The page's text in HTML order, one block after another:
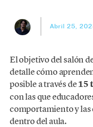
Abril 25,
El objetivo del salón
detalle cómo
posible a través de15
con las que
comportamiento y las
dentro del aula.